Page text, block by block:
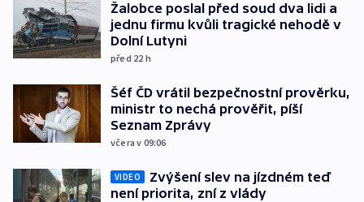
Žalobce poslal před soud dva lidi a
jednu firmu kvůli tragické nehodě v
Dolní Lutyni
před 22 h
Šéf ČD vrátil bezpečnostní prověrku,
ministr to nechá prověřit, píší
Seznam Zprávy
včera v 09:06
VIDEO
Zvýšení slev na jízdném teď
není priorita, zní z vlády